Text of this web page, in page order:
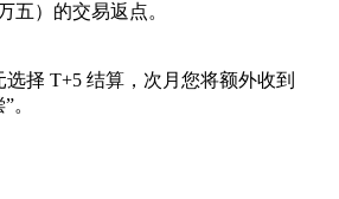
五）的交易返点。
选择 T+5 结算，次月您将额外收到
。